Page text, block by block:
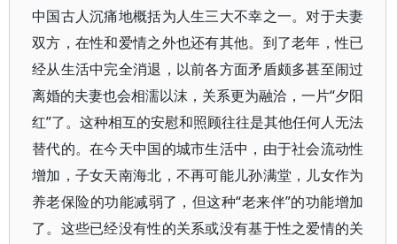
中国古人沉痛地概括为人生三大不幸之一。对于夫妻
双方，在性和爱情之外也还有其他。到了老年，性已
经从生活中完全消退，以前各方面矛盾颇多甚至闹过
离婚的夫妻也会相濡以沫，关系更为融洽，一片“夕阳
红”了。这种相互的安慰和照顾往往是其他任何人无法
替代的。在今天中国的城市生活中，由于社会流动性
增加，子女天南海北，不再可能儿孙满堂，儿女作为
养老保险的功能减弱了，但这种“老来伴”的功能增加
了。这些已经没有性的关系或没有基于性之爱情的关